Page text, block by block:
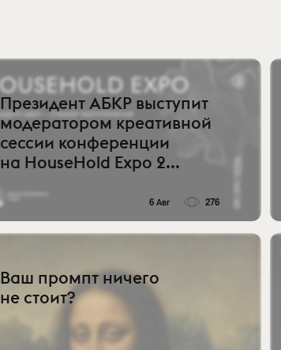
Президент АБКР выступит
модератором креативной
сессии конференции
на HouseHold Expo 2...
6 Авг 276
Ваш промпт ничего
не стоит?